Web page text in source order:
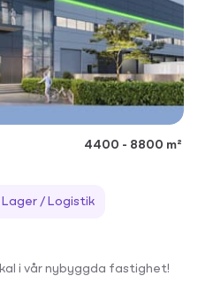
4400 - 8800 m²
Lager / Logistik
i vår nybyggda fastighet!